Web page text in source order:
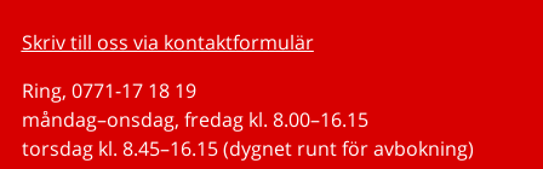
Skriv till oss via kontaktformulär
Ring, 0771-17 18 19
måndag–onsdag, fredag kl. 8.00–16.15
torsdag kl. 8.45–16.15 (dygnet runt för avbokning)